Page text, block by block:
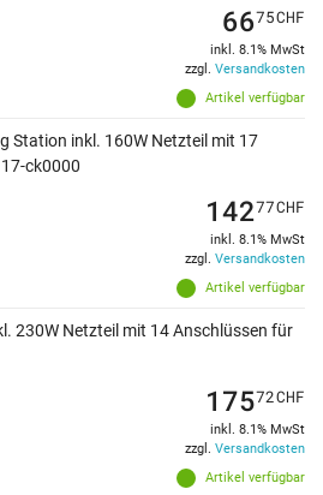
Artikel verfügbar
6675CHF
inkl. 8.1% MwSt
zzgl. Versandkosten
Station inkl. 160W Netzteil mit 17
ck0000
Artikel verfügbar
14277CHF
inkl. 8.1% MwSt
zzgl. Versandkosten
230W Netzteil mit 14 Anschlüssen für
Artikel verfügbar
17572CHF
inkl. 8.1% MwSt
zzgl. Versandkosten